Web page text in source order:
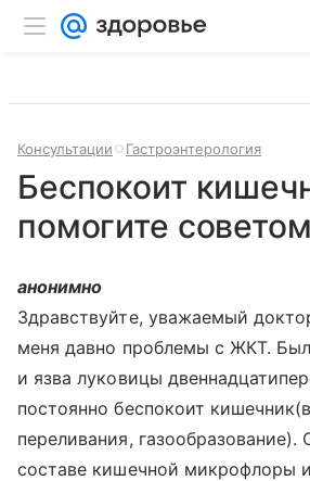
Консультации Гастроэнтерология
Беспокоит
помогите советом
анонимно
Здравствуйте, уважаемый
меня давно проблемы с ЖКТ.
и язва луковицы
постоянно беспокоит
переливания, газообразование).
составе кишечной микрофлоры